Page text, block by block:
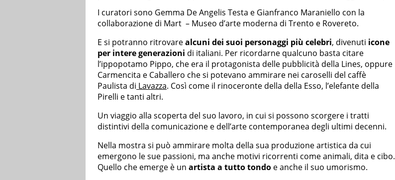
I curatori sono Gemma De Angelis Testa e Gianfranco Maraniello con la
collaborazione di Mart – Museo d’arte moderna di Trento e Rovereto.
E si potranno ritrovarealcuni dei suoi personaggi più celebri, divenuti icone
per intere generazioni di italiani. Per ricordarne qualcuno basta citare
l’ippopotamo Pippo, che era il protagonista delle pubblicità della Lines, oppure
Carmencita e Caballero che si potevano ammirare nei caroselli del caffè
Paulista di Lavazza. Così come il rinoceronte della della Esso, l’elefante della
Pirelli e tanti altri.
Un viaggio alla scoperta del suo lavoro, in cui si possono scorgere i tratti
distintivi della comunicazione e dell’arte contemporanea degli ultimi decenni.
Nella mostra si può ammirare molta della sua produzione artistica da cui
emergono le sue passioni, ma anche motivi ricorrenti come animali, dita e cibo.
Quello che emerge è un artista a tutto tondo e anche il suo umorismo.